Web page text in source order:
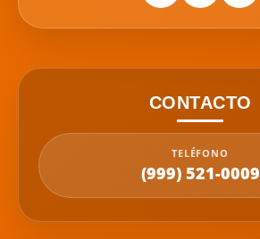
CONTACTO
TELÉFONO
(999) 521-0009